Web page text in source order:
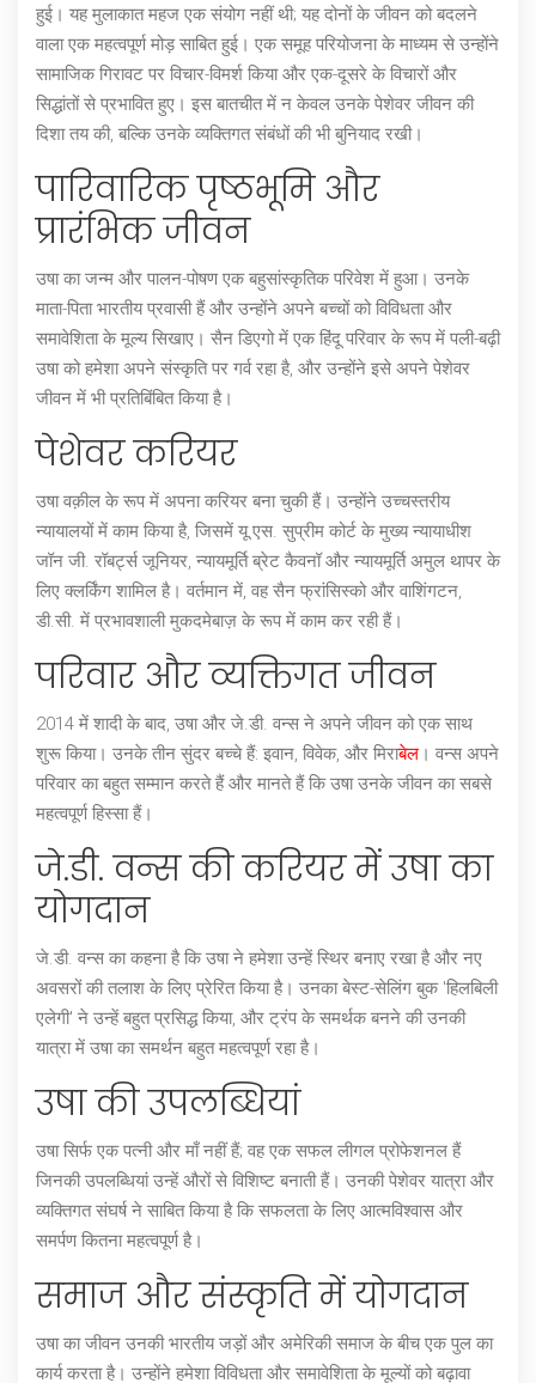
हुई। यह मुलाकात महज एक संयोग नहीं थी; यह दोनों के जीवन को बदलने
वाला एक महत्वपूर्ण मोड़ साबित हुई। एक समूह परियोजना के माध्यम से उन्होंने
सामाजिक गिरावट पर विचार-विमर्श किया और एक-दूसरे के विचारों और
सिद्धांतों से प्रभावित हुए। इस बातचीत में न केवल उनके पेशेवर जीवन की
दिशा तय की, बल्कि उनके व्यक्तिगत संबंधों की भी बुनियाद रखी।
पारिवारिक पृष्ठभूमि और
प्रारंभिक जीवन
उषा का जन्म और पालन-पोषण एक बहुसांस्कृतिक परिवेश में हुआ। उनके
माता-पिता भारतीय प्रवासी हैं और उन्होंने अपने बच्चों को विविधता और
समावेशिता के मूल्य सिखाए। सैन डिएगो में एक हिंदू परिवार के रूप में पली-बढ़ी
उषा को हमेशा अपने संस्कृति पर गर्व रहा है, और उन्होंने इसे अपने पेशेवर
जीवन में भी प्रतिबिंबित किया है।
पेशेवर करियर
उषा वक़ील के रूप में अपना करियर बना चुकी हैं। उन्होंने उच्चस्तरीय
न्यायालयों में काम किया है, जिसमें यू.एस. सुप्रीम कोर्ट के मुख्य न्यायाधीश
जॉन जी. रॉबर्ट्स जूनियर, न्यायमूर्ति ब्रेट कैवनॉ और न्यायमूर्ति अमुल थापर के
लिए क्लर्किंग शामिल है। वर्तमान में, वह सैन फ्रांसिस्को और वाशिंगटन,
डी.सी. में प्रभावशाली मुकदमेबाज़ के रूप में काम कर रही हैं।
परिवार और व्यक्तिगत जीवन
2014 में शादी के बाद, उषा और जे.डी. वन्स ने अपने जीवन को एक साथ
शुरू किया। उनके तीन सुंदर बच्चे हैं: इवान, विवेक, और मिराबेल । वन्स अपने
परिवार का बहुत सम्मान करते हैं और मानते हैं कि उषा उनके जीवन का सबसे
महत्वपूर्ण हिस्सा हैं।
जे.डी. वन्स की करियर में उषा का
योगदान
जे.डी. वन्स का कहना है कि उषा ने हमेशा उन्हें स्थिर बनाए रखा है और नए
अवसरों की तलाश के लिए प्रेरित किया है। उनका बेस्ट-सेलिंग बुक 'हिलबिली
एलेगी' ने उन्हें बहुत प्रसिद्ध किया, और ट्रंप के समर्थक बनने की उनकी
यात्रा में उषा का समर्थन बहुत महत्वपूर्ण रहा है।
उषा की उपलब्धियां
उषा सिर्फ एक पत्नी और माँ नहीं हैं; वह एक सफल लीगल प्रोफेशनल हैं
जिनकी उपलब्धियां उन्हें औरों से विशिष्ट बनाती हैं। उनकी पेशेवर यात्रा और
व्यक्तिगत संघर्ष ने साबित किया है कि सफलता के लिए आत्मविश्वास और
समर्पण कितना महत्वपूर्ण है।
समाज और संस्कृति में योगदान
उषा का जीवन उनकी भारतीय जड़ों और अमेरिकी समाज के बीच एक पुल का
कार्य करता है। उन्होंने हमेशा विविधता और समावेशिता के मूल्यों को बढ़ावा